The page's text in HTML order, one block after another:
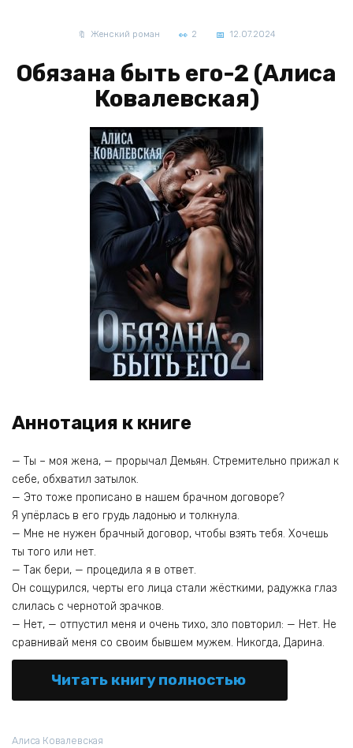
Женский роман 2 12.07.2024
Обязана быть его-2 (Алиса
Ковалевская)
Аннотация к книге
— Ты – моя жена, — прорычал Демьян. Стремительно прижал к
себе, обхватил затылок.
— Это тоже прописано в нашем брачном договоре?
Я упёрлась в его грудь ладонью и толкнула.
— Мне не нужен брачный договор, чтобы взять тебя. Хочешь
ты того или нет.
— Так бери, — процедила я в ответ.
Он сощурился, черты его лица стали жёсткими, радужка глаз
слилась с чернотой зрачков.
— Нет, — отпустил меня и очень тихо, зло повторил: — Нет. Не
сравнивай меня со своим бывшем мужем. Никогда, Дарина.
Читать книгу полностью
Алиса Ковалевская